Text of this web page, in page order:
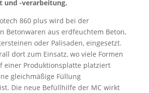
und -verarbeitung.
860 plus wird bei der
Betonwaren aus erdfeuchtem Beton,
oder Palisaden, eingesetzt.
dort zum Einsatz, wo viele Formen
einer Produktionsplatte platziert
gleichmäßige Füllung
Die neue Befüllhilfe der MC wirkt